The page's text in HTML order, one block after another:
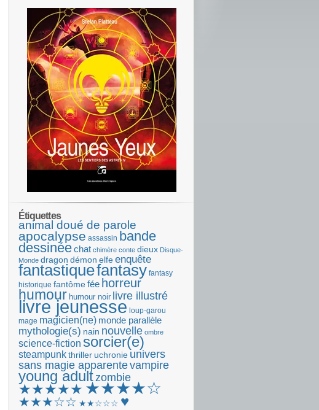
Étiquettes
animal doué de parole
apocalypse assassin bande
dessinéechat chimère conte dieux Disque-
Monde dragon démon elfeenquête
fantastiquefantasy fantasy
historique fantômefée horreur
humour humour noir livre illustré
livre jeunesse loup-garou
mage magicien(ne) monde parallèle
mythologie(s) nain nouvelle ombre
science-fiction sorcier(e)
steampunkthriller uchronie univers
sans magie apparentevampire
young adultzombie
★★★★★ ★★★★☆
★★★☆☆ ★★☆☆☆ ♥